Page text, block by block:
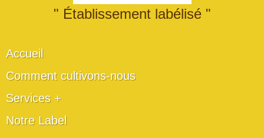
" Établissement labélisé "
Accueil
Comment cultivons-nous
Services +
Notre Label